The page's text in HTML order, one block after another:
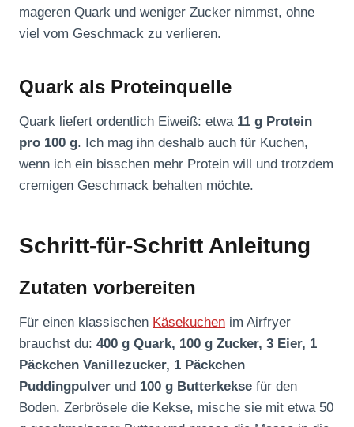
mageren Quark und weniger Zucker nimmst, ohne
viel vom Geschmack zu verlieren.
Quark als Proteinquelle
Quark liefert ordentlich Eiweiß: etwa 11 g Protein
pro 100 g. Ich mag ihn deshalb auch für Kuchen,
wenn ich ein bisschen mehr Protein will und trotzdem
cremigen Geschmack behalten möchte.
Schritt-für-Schritt Anleitung
Zutaten vorbereiten
Für einen klassischen Käsekuchen im Airfryer
brauchst du: 400 g Quark, 100 g Zucker, 3 Eier, 1
Päckchen Vanillezucker, 1 Päckchen
Puddingpulver und 100 g Butterkekse für den
Boden. Zerbrösele die Kekse, mische sie mit etwa 50